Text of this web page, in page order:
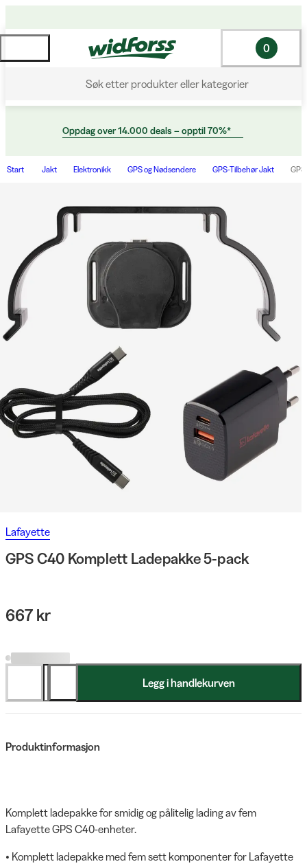
Søk etter produkter eller kategorier
0
Oppdag over 14.000 deals – opptil 70%*
Start Jakt Elektronikk GPS og Nødsendere GPS-Tilbehør Jakt
Lafayette
GPS C40 Komplett Ladepakke 5-pack
667 kr
Legg i handlekurven
Produktinformasjon
Komplett ladepakke for smidig og pålitelig lading av fem
Lafayette GPS C40-enheter.
• Komplett ladepakke med fem sett komponenter for Lafayette